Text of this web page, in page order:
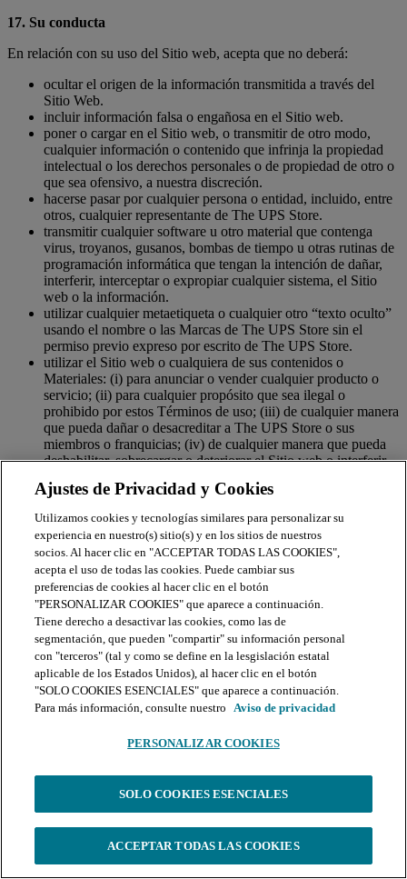
17. Su conducta
En relación con su uso del Sitio web, acepta que no deberá:
ocultar el origen de la información transmitida a través del
Sitio Web.
incluir información falsa o engañosa en el Sitio web.
poner o cargar en el Sitio web, o transmitir de otro modo,
cualquier información o contenido que infrinja la propiedad
intelectual o los derechos personales o de propiedad de otro o
que sea ofensivo, a nuestra discreción.
hacerse pasar por cualquier persona o entidad, incluido, entre
otros, cualquier representante de The UPS Store.
transmitir cualquier software u otro material que contenga
virus, troyanos, gusanos, bombas de tiempo u otras rutinas de
programación informática que tengan la intención de dañar,
interferir, interceptar o expropiar cualquier sistema, el Sitio
web o la información.
utilizar cualquier metaetiqueta o cualquier otro “texto oculto”
usando el nombre o las Marcas de The UPS Store sin el
permiso previo expreso por escrito de The UPS Store.
utilizar el Sitio web o cualquiera de sus contenidos o
Materiales: (i) para anunciar o vender cualquier producto o
servicio; (ii) para cualquier propósito que sea ilegal o
prohibido por estos Términos de uso; (iii) de cualquier manera
que pueda dañar o desacreditar a The UPS Store o sus
miembros o franquicias; (iv) de cualquier manera que pueda
deshabilitar, sobrecargar o deteriorar el Sitio web o interferir
para obtener o intentar obtener cualquier material o
disponible intencionalmente a través del Sitio web. La
manipulación del Sitio web, la tergiversación de su identidad
como usuario o la realización de actividades fraudulentas en el
Sitio web están estrictamente prohibidas.
18. Descargo de responsabilidades
EL SITIO WEB Y TODAS LAS CARACTERÍSTICAS, LA
FUNCIONALIDAD, LOS MATERIALES Y EL SOFTWARE
PROPORCIONADOS EN EL SITIO WEB SE
PROPORCIONAN “TAL CUAL” Y SIN NINGUNA
GARANTÍA DE NINGÚN TIPO, EXPRESA O IMPLÍCITA.
COMO CON LA COMPRA DE UN PRODUCTO O SERVICIO
AMBIENTE, DEBE USAR SU MEJOR JUICIO Y TENER
A TRAVÉS DEL SITIO WEB QUEDA TOTALMENTE
BAJO SU PROPIO RIESGO.
EN LA MÁXIMA MEDIDA PERMITIDA POR LA LEY
APLICABLE, TODOS LOS PRODUCTOS Y SERVICIOS
Ajustes de Privacidad y Cookies
Utilizamos cookies y tecnologías similares para personalizar su
experiencia en nuestro(s) sitio(s) y en los sitios de nuestros
socios. Al hacer clic en "ACCEPTAR TODAS LAS COOKIES",
acepta el uso de todas las cookies. Puede cambiar sus
preferencias de cookies al hacer clic en el botón
"PERSONALIZAR COOKIES" que aparece a continuación.
Tiene derecho a desactivar las cookies, como las de
segmentación, que pueden "compartir" su información personal
con "terceros" (tal y como se define en la lesgislación estatal
aplicable de los Estados Unidos), al hacer clic en el botón
"SOLO COOKIES ESENCIALES" que aparece a continuación.
Para más información, consulte nuestro
Aviso de privacidad
PERSONALIZAR COOKIES
SOLO COOKIES ESENCIALES
ACCEPTAR TODAS LAS COOKIES